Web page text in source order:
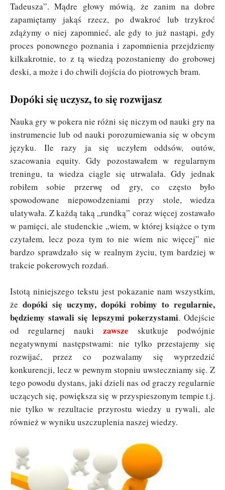
Tadeusza”. Mądre głowy mówią, że zanim na dobre
zapamiętamy jakąś rzecz, po dwakroć lub trzykroć
zdążymy o niej zapomnieć, ale gdy to już nastąpi, gdy
proces ponownego poznania i zapomnienia przejdziemy
kilkakrotnie, to z tą wiedzą pozostaniemy do grobowej
deski, a może i do chwili dojścia do piotrowych bram.
Dopóki się uczysz, to się rozwijasz
Nauka gry w pokera nie różni się niczym od nauki gry na
instrumencie lub od nauki porozumiewania się w obcym
języku. Ile razy ja się uczyłem oddsów, outów,
szacowania equity. Gdy pozostawałem w regularnym
treningu, ta wiedza ciągle się utrwalała. Gdy jednak
robiłem sobie przerwę od gry, co często było
spowodowane niepowodzeniami przy stole, wiedza
ulatywała. Z każdą taką „rundką” coraz więcej zostawało
w pamięci, ale studenckie „wiem, w której książce o tym
czytałem, lecz poza tym to nie wiem nic więcej” nie
bardzo sprawdzało się w realnym życiu, tym bardziej w
trakcie pokerowych rozdań.
Istotą niniejszego tekstu jest pokazanie nam wszystkim,
że dopóki się uczymy, dopóki robimy to regularnie,
będziemy stawali się lepszymi pokerzystami. Odejście
od regularnej nauki zawsze
skutkuje podwójnie
negatywnymi następstwami: nie tylko przestajemy się
rozwijać, przez co pozwalamy się wyprzedzić
konkurencji, lecz w pewnym stopniu uwsteczniamy się. Z
tego powodu dystans, jaki dzieli nas od graczy regularnie
uczących się, powiększa się w przyspieszonym tempie t.j.
nie tylko w rezultacie przyrostu wiedzy u rywali, ale
również w wyniku uszczuplenia naszej wiedzy.